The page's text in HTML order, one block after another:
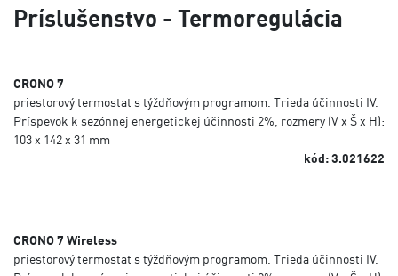
Príslušenstvo - Termoregulácia
CRONO 7
priestorový termostat s týždňovým programom. Trieda účinnosti IV.
Príspevok k sezónnej energetickej účinnosti 2%, rozmery (V x Š x H):
103 x 142 x 31 mm
kód: 3.021622
CRONO 7 Wireless
priestorový termostat s týždňovým programom. Trieda účinnosti IV.